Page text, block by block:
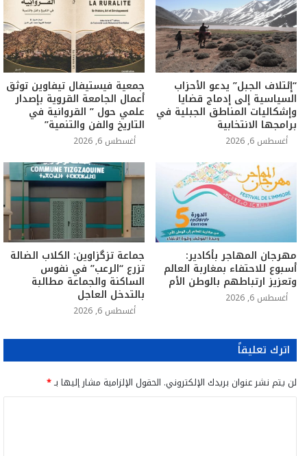
“إئتلاف الجبل” يدعو الأحزاب
السياسية إلى إدماج قضايا
وإشكاليات المناطق الجبلية في
برامجها الانتخابية
أغسطس 6, 2026
جمعية فيستيفال تيفاوين توثق
أعمال الجامعة القروية بإصدار
علمي حول ” القروانية في
التاريخ والفن والتنمية”
أغسطس 6, 2026
مهرجان المهاجر بأكادير:
أسبوع للاحتفاء بمغاربة العالم
وتعزيز ارتباطهم بالوطن الأم
أغسطس 6, 2026
جماعة تزگزاوين: الكلاب الضالة
تزرع “الرعب” في نفوس
الساكنة والجماعة مطالبة
بالتدخل العاجل
أغسطس 6, 2026
اترك تعليقاً
لن يتم نشر عنوان بريدك الإلكتروني. الحقول الإلزامية مشار إليها بـ*